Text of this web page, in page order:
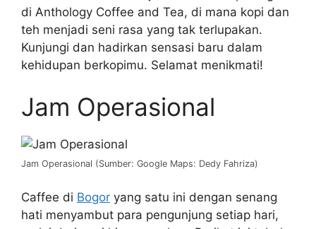
di Anthology Coffee and Tea, di mana kopi dan
teh menjadi seni rasa yang tak terlupakan.
Kunjungi dan hadirkan sensasi baru dalam
kehidupan berkopimu. Selamat menikmati!
Jam Operasional
Jam Operasional (Sumber: Google Maps: Dedy Fahriza)
Caffee di Bogor yang satu ini dengan senang
hati menyambut para pengunjung setiap hari,